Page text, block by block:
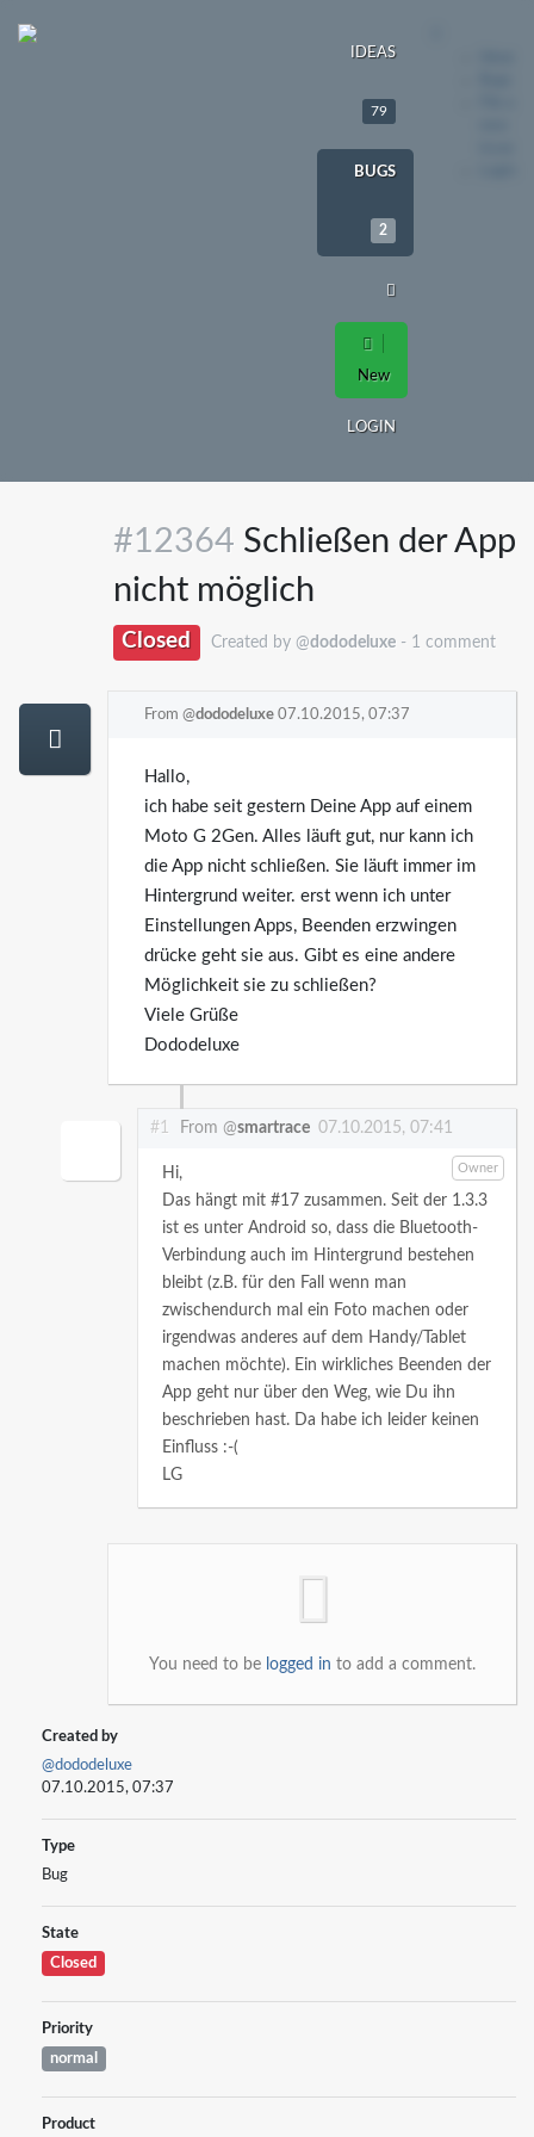
IDEAS
79
BUGS
2
New
LOGIN
#12364 Schließen der App
nicht möglich
Closed Created by @dododeluxe- 1 comment
From @dododeluxe 07.10.2015, 07:37
Hallo,
ich habe seit gestern Deine App auf einem
Moto G 2Gen. Alles läuft gut, nur kann ich
die App nicht schließen. Sie läuft immer im
Hintergrund weiter. erst wenn ich unter
Einstellungen Apps, Beenden erzwingen
drücke geht sie aus. Gibt es eine andere
Möglichkeit sie zu schließen?
Viele Grüße
Dododeluxe
#1 From @smartrace 07.10.2015, 07:41
Owner
Hi,
Das hängt mit #17 zusammen. Seit der 1.3.3
ist es unter Android so, dass die Bluetooth-
Verbindung auch im Hintergrund bestehen
bleibt (z.B. für den Fall wenn man
zwischendurch mal ein Foto machen oder
irgendwas anderes auf dem Handy/Tablet
machen möchte). Ein wirkliches Beenden der
App geht nur über den Weg, wie Du ihn
beschrieben hast. Da habe ich leider keinen
Einfluss :-(
LG
You need to be logged in to add a comment.
Created by
@dododeluxe
07.10.2015, 07:37
Type
Bug
State
Closed
Priority
normal
Product